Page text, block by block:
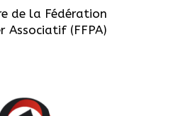
de la Fédération
Associatif (FFPA)